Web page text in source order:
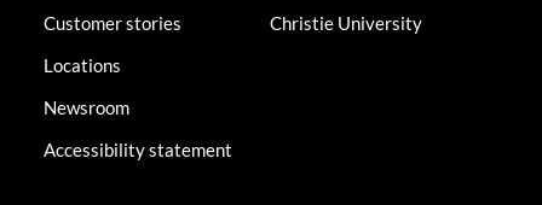
Customer stories
Locations
Newsroom
Accessibility statement
Christie University